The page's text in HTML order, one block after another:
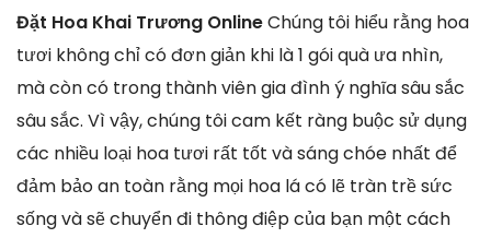
Đặt Hoa Khai Trương OnlineChúng tôi hiểu rằng hoa
tươi không chỉ có đơn giản khi là 1 gói quà ưa nhìn,
mà còn có trong thành viên gia đình ý nghĩa sâu sắc
sâu sắc. Vì vậy, chúng tôi cam kết ràng buộc sử dụng
các nhiều loại hoa tươi rất tốt và sáng chóe nhất để
đảm bảo an toàn rằng mọi hoa lá có lẽ tràn trề sức
sống và sẽ chuyển đi thông điệp của bạn một cách